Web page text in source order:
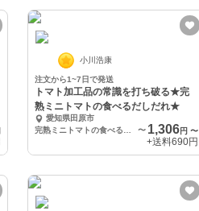
小川浩康
注文から1~7日で発送
トマト加工品の常識を打ち破る★完
熟ミニトマトの食べるだしだれ★
愛知県田原市
〜 1,306円〜
+送料690円